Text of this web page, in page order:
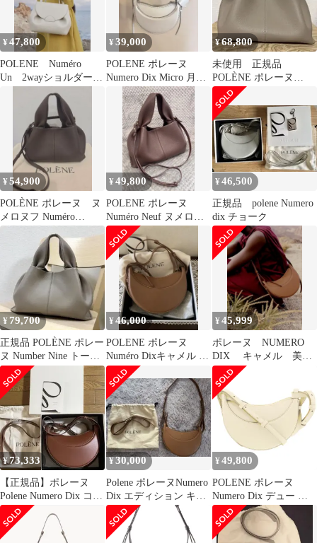
¥47,800
POLENE Numéro
Un 2wayショルダーレ
ザーバック 保存袋付
¥39,000
POLENE ポレーヌ
Numero Dix Micro 月
エディション
¥68,800
未使用 正規品
POLÈNE ポレーヌ
Number Nine ショルダ
ーバッグ
¥54,900
POLÈNE ポレーヌ ヌ
メロヌフ Numéro
Neuf サンダルウッド
¥49,800
POLENE ポレーヌ
Numéro Neuf ヌメロヌ
フ サンダルウッド
¥46,500
正規品 polene Numero
dix チョーク
¥ 79,700
正規品 POLÈNE ポレー
ヌ Number Nine トープ
ショルダーバッグ
¥46,000
POLENE ポレーヌ
Numéro Dixキャメル シ
ョルダーバッグ
¥45,999
ポレーヌ NUMERO
DIX キャメル 美
品 ショルダーバック
ブラウン
¥73,333
【正規品】ポレーヌ
Polene Numero Dix コニ
ャック
¥30,000
Polene ポレーヌNumero
Dix エディション キャ
メル
¥ 49,800
POLENE ポレーヌ
Numero Dix デュー エ
ディション チョーク テ
クスチャード ショルダ
ーバッグ レディース レ